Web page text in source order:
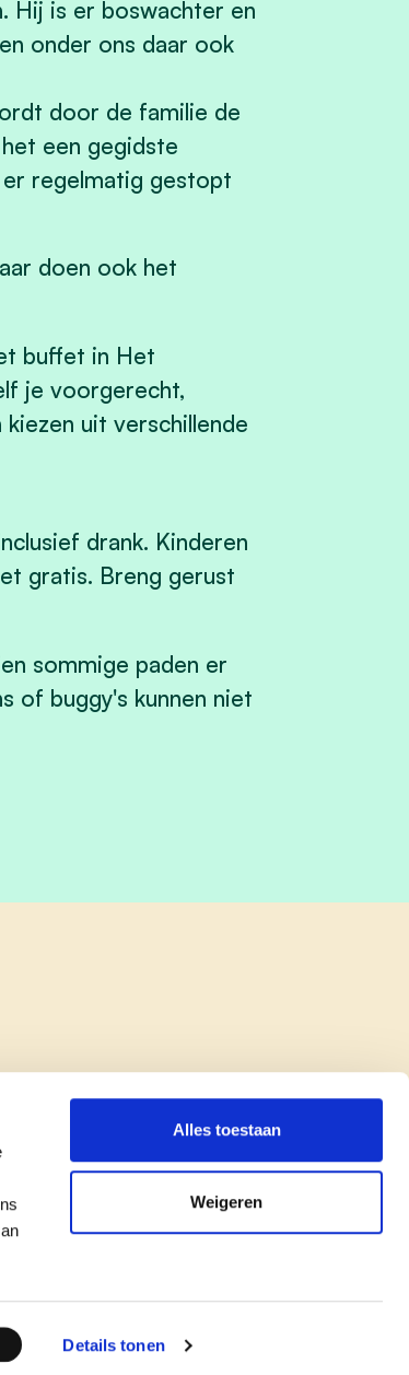
Details tonen
Alles toestaan
Weigeren
Hij is er boswachter en
onder ons daar ook
door de familie de
een gegidste
regelmatig gestopt
doen ook het
buffet in Het
je voorgerecht,
uit verschillende
drank. Kinderen
gratis. Breng gerust
sommige paden er
of buggy's kunnen niet